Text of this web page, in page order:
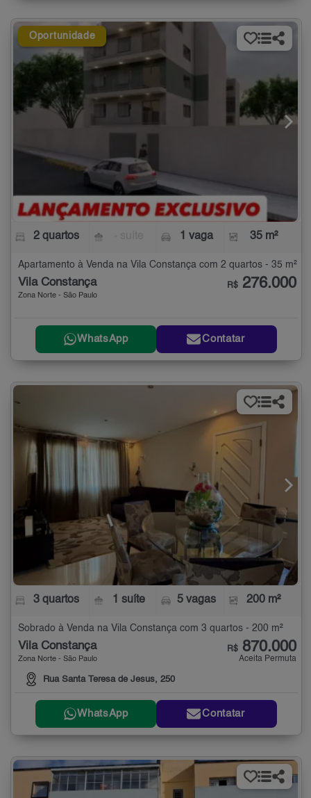
Oportunidade
2 quartos 1 vaga 35 m²
Apartamento à Venda na Vila Constança com 2 quartos - 35 m²
Vila Constança
Zona Norte - São Paulo
R$ 276.000
WhatsApp Contatar
3 quartos 1 suíte 5 vagas 200 m²
Sobrado à Venda na Vila Constança com 3 quartos - 200 m²
Vila Constança
Zona Norte - São Paulo
Rua Santa Teresa de Jesus, 250
R$ 870.000
Aceita Permuta
WhatsApp Contatar